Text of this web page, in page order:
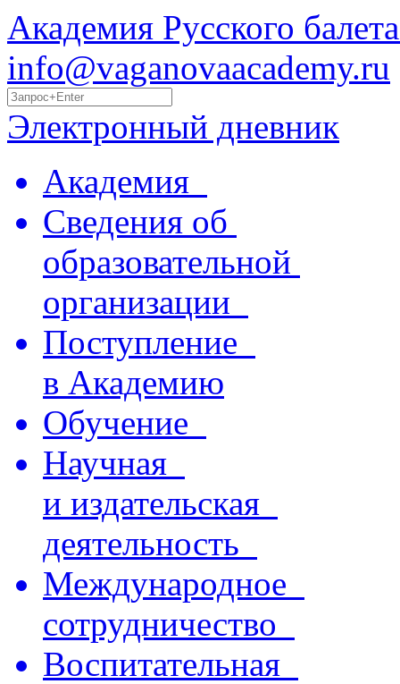
Академия Русского
info@vaganovaacademy.ru
Электронный дневник
Академия
Сведения об
образовательной
организации
Поступление
в Академию
Обучение
Научная
и издательская
деятельность
Международное
сотрудничество
Воспитательная